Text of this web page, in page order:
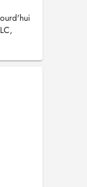
d'un
en